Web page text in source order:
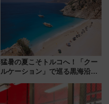
ント情報も公開！
猛暑の夏こそトルコへ！「クー
ルケーション」で巡る黒海沿岸
連検索数が前年比237％増、ナ
ショジオも認める『2026年に訪